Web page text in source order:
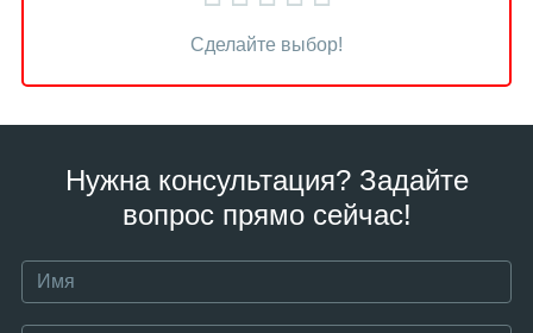
Сделайте выбор!
Нужна консультация? Задайте
вопрос прямо сейчас!